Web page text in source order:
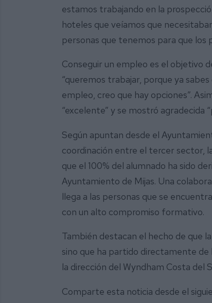
estamos trabajando en la
hoteles que veíamos que
personas que tenemos para que los
Conseguir un empleo es el objetivo
“queremos trabajar, porque ya
empleo, creo que hay opciones”.
“excelente” y se mostró agradecida
Según apuntan desde el
coordinación entre el tercer sector,
que el 100% del alumnado ha sido
Ayuntamiento de Mijas. Una
llega a las personas que se
con un alto compromiso formativo.
También destacan el hecho de que
sino que ha partido directamente
la dirección del Wyndham Costa del
Comparte esta noticia desde el